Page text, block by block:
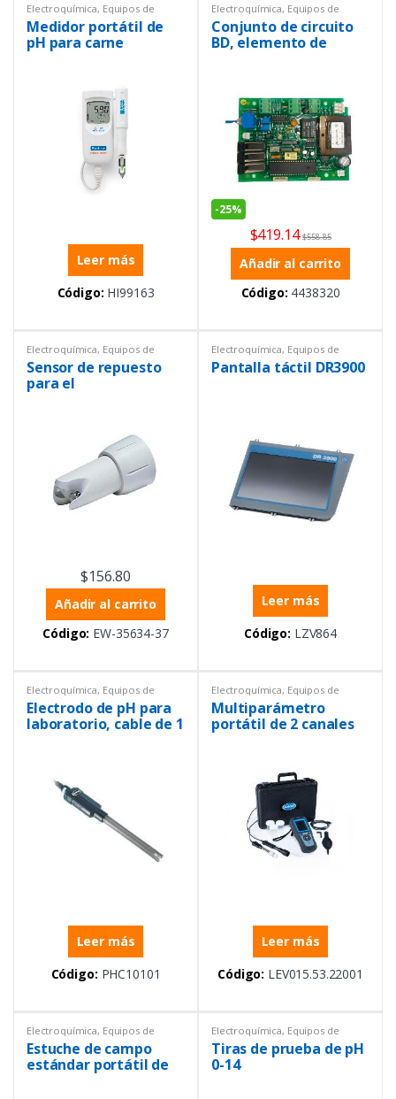
Electroquímica, Equipos de
Laboratorio Ph metros
Medidor portátil de
pH para carne
Leer más
Código: HI99163
Electroquímica, Equipos de
Laboratorio Repuestos
Conjunto de circuito
BD, elemento de
-25%
$419.14 $558.85
Añadir al carrito
Código: 4438320
Electroquímica, Equipos de
Laboratorio Repuestos
Sensor de repuesto
para el
multiparámetro de
$156.80
Añadir al carrito
Código: EW-35634-37
Electroquímica, Equipos de
Laboratorio Repuestos
Pantalla táctil DR3900
Leer más
Código: LZV864
Electroquímica, Equipos de
Laboratorio Sensores
Electrodo de pH para
laboratorio, cable de 1
Leer más
Código: PHC10101
Electroquímica, Equipos de
Laboratorio Multiparámetros
Portátil
Multiparámetro
portátil de 2 canales
cables de 1 m
Leer más
Código: LEV015.53.22001
Electroquímica, Equipos de
Laboratorio Repuestos
Estuche de campo
estándar portátil de
Electroquímica, Equipos de
Laboratorio Ph metros Tirillas
de ph
Tiras de prueba de pH
0-14